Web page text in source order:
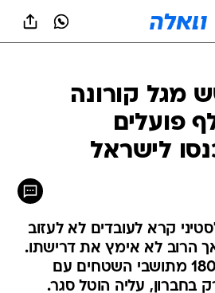
מגל קורונה
80 אלף פועלים
לישראל
קרא לעובדים לא לעזוב
הרוב לא אימץ את דרישתו.
רק בסופ"ש אובחנו 180 מתושבי השטחים עם
מתוכם 155 רק בחברון, עליה הוטל סגר.